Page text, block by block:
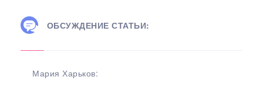
ОБСУЖДЕНИЕ СТАТЬИ:
Мария Харьков: